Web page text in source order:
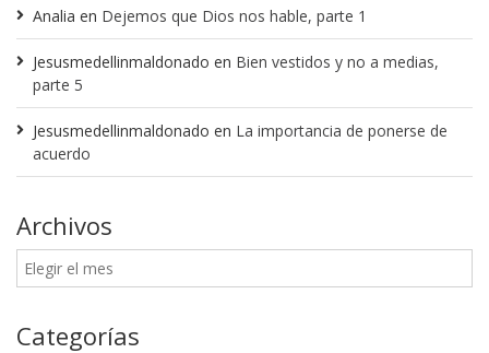
Analia en Dejemos que Dios nos hable, parte 1
Jesusmedellinmaldonado en Bien vestidos y no a medias,
parte 5
Jesusmedellinmaldonado en La importancia de ponerse de
acuerdo
Archivos
Categorías